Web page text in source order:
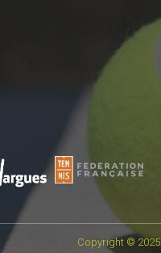
Copyright © 2025